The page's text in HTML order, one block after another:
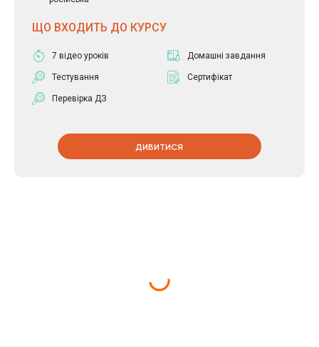
ЩО ВХОДИТЬ ДО КУРСУ
7 відео уроків Домашні завдання
Тестування Сертифікат
Перевірка ДЗ
ДИВИТИСЯ